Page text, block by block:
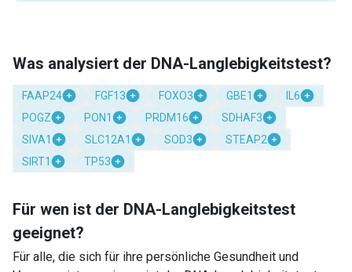
Was analysiert der DNA-Langlebigkeitstest?
FAAP24 FGF13 FOXO3 GBE1
IL6
POGZ
PON1 PRDM16
SDHAF3
SIVA1
SLC12A1 SOD3
STEAP2
SIRT1
TP53
Für wen ist der DNA-Langlebigkeitstest
geeignet?
Für alle, die sich für ihre persönliche Gesundheit und